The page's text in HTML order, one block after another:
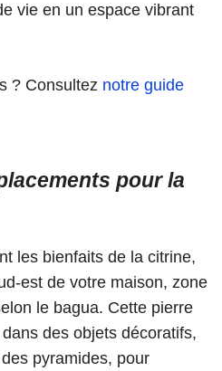
vie en un espace vibrant
? Consultez notre guide
pour la
les bienfaits de la citrine,
est de votre maison, zone
le bagua. Cette pierre
des objets décoratifs,
pyramides, pour